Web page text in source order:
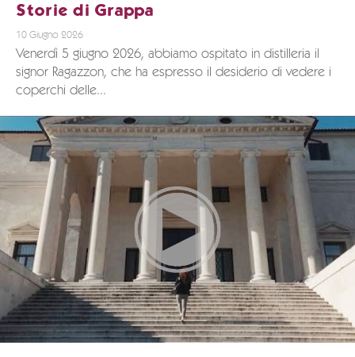
Storie di Grappa
10 Giugno 2026
Venerdì 5 giugno 2026, abbiamo ospitato in distilleria il
signor Ragazzon, che ha espresso il desiderio di vedere i
coperchi delle...